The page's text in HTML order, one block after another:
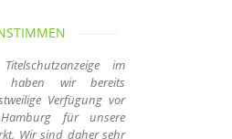
im
haben wir bereits
Verfügung vor
für unsere
Wir sind daher sehr